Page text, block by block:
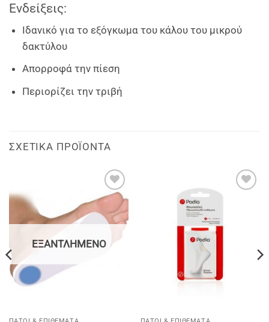
Ενδείξεις:
Ιδανικό για το εξόγκωμα του κάλου του μικρού
δακτύλου
Απορροφά την πίεση
Περιορίζει την τριβή
ΣΧΕΤΙΚΆ ΠΡΟΪΌΝΤΑ
Add to
wishlist
ΕΞΑΝΤΛΗΜΈΝΟ